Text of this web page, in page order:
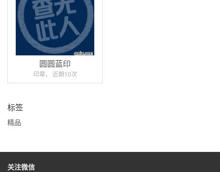
圆圆蓝印
印章， 近期10次
标签
精品
关注微信